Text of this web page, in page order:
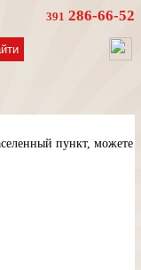
391 286-66-52
пункт, можете